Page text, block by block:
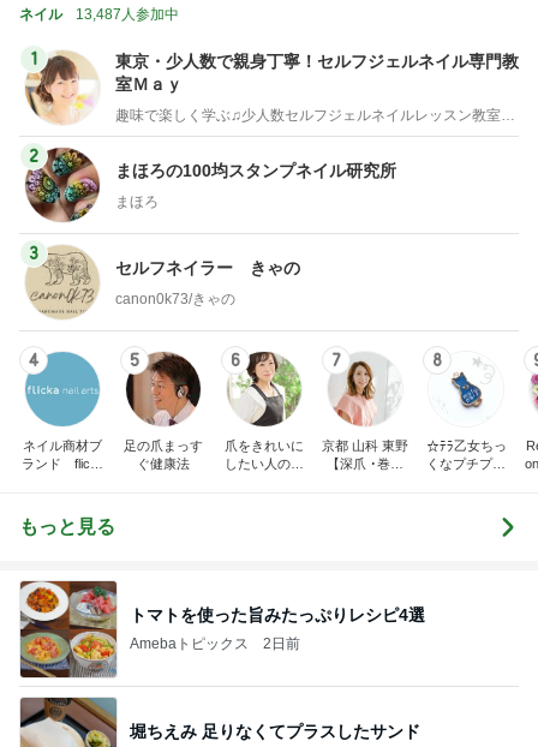
ネイル 13,487人参加中
1
東京・少人数で親身丁寧！セルフジェルネイル専門教
室Ｍａｙ
趣味で楽しく学ぶ♫少人数セルフジェルネイルレッスン教室・東京
2
まほろの100均スタンプネイル研究所
まほろ
3
セルフネイラー きゃの
canon0k73/きゃの
4
ネイル商材ブ
ランド flicka
ルサロン、ス
クール neril
5
足の爪まっす
ぐ健康法
6
爪をきれいに
したい人のた
7
京都 山科 東野
【深爪 ･巻き
8
☆ﾃﾗ乙女ちっ
くなプチプラ
もっと見る
トマトを使った旨みたっぷりレシピ4選
Amebaトピックス 2日前
堀ちえみ 足りなくてプラスしたサンド